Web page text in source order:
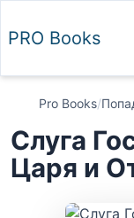
PRO Books
Pro Books/
Слуга
Царя и